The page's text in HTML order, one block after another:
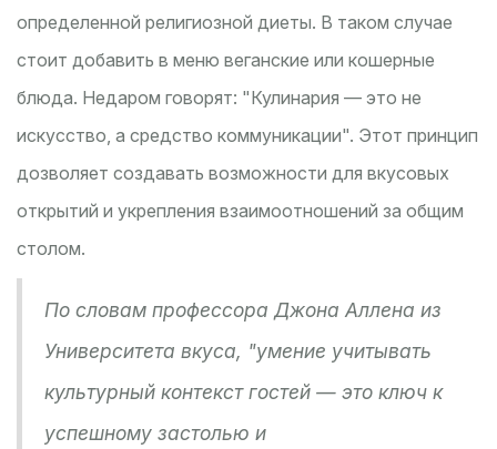
определенной религиозной диеты. В таком случае
стоит добавить в меню веганские или кошерные
блюда. Недаром говорят: "Кулинария — это не
искусство, а средство коммуникации". Этот принцип
дозволяет создавать возможности для вкусовых
открытий и укрепления взаимоотношений за общим
столом.
По словам профессора Джона Аллена из
Университета вкуса, "умение учитывать
культурный контекст гостей — это ключ к
успешному застолью и